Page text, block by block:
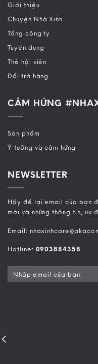
Giới thiệu
Chuyện Nhà Xinh
Tổng công ty
Tuyển dụng
Thẻ hội viên
Đổi trả hàng
CẢM HỨNG
Sản phẩm
Ý tưởng và cảm hứng
NEWSLETTER
Hãy để lại email của bạn
mới và những thông tin, ưu
Email:
Hotline: 0903884358